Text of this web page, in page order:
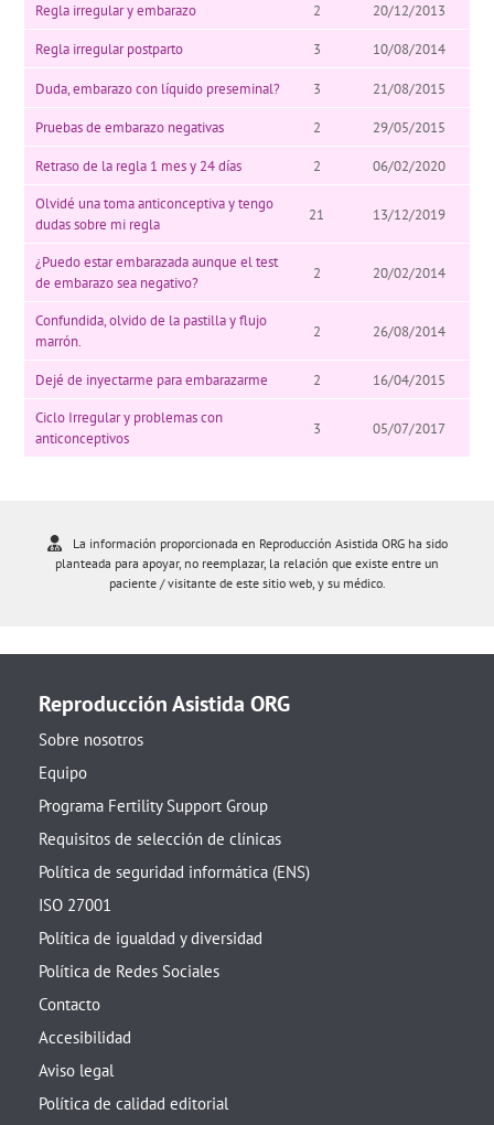
Regla irregular y embarazo 2 20/12/2013
Regla irregular postparto 3 10/08/2014
Duda, embarazo con líquido preseminal? 3 21/08/2015
Pruebas de embarazo negativas 2 29/05/2015
Retraso de la regla 1 mes y 24 días 2
06/02/2020
Olvidé una toma anticonceptiva y tengo
dudas sobre mi regla
21 13/12/2019
¿Puedo estar embarazada aunque el test
de embarazo sea negativo?
2 20/02/2014
Confundida, olvido de la pastilla y flujo
marrón.
2 26/08/2014
Dejé de inyectarme para embarazarme 2
16/04/2015
Ciclo Irregular y problemas con
anticonceptivos
3 05/07/2017
La información proporcionada en Reproducción Asistida ORG ha sido
planteada para apoyar, no reemplazar, la relación que existe entre un
paciente / visitante de este sitio web, y su médico.
Reproducción Asistida ORG
Sobre nosotros
Equipo
Programa Fertility Support Group
Requisitos de selección de clínicas
Política de seguridad informática (ENS)
ISO 27001
Política de igualdad y diversidad
Política de Redes Sociales
Contacto
Accesibilidad
Aviso legal
Política de calidad editorial